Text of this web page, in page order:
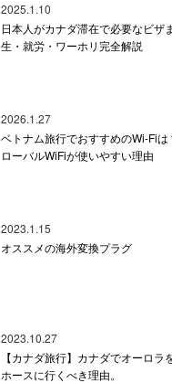
2025.1.10
日本人がカナダ滞在で必要なビザ
生・就労・ワーホリ完全解説
2026.1.27
ベトナム旅行でおすすめのWi-Fi
ローバルWiFiが使いやすい理由
2023.1.15
オススメの海外変換プラグ
2023.10.27
【カナダ旅行】カナダでオーロラ
ホースに行くべき理由。